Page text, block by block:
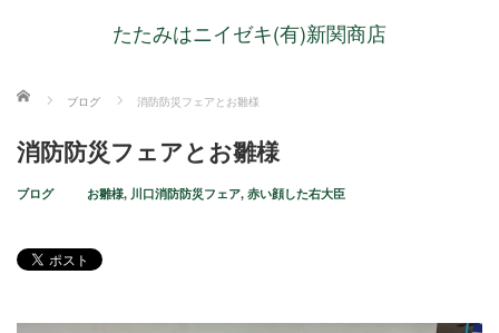
たたみはニイゼキ(有)新関商店
ホーム ブログ 消防防災フェアとお雛様
消防防災フェアとお雛様
ブログ お雛様, 川口消防防災フェア, 赤い顔した右大臣